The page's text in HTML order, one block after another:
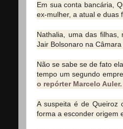
Em sua conta bancária,
ex-mulher, a atual e duas
Nathalia, uma das
Jair Bolsonaro na
Não se sabe se de fato
tempo um segundo
o repórter Marcelo Auler.
A suspeita é de Queiroz
forma a esconder origem